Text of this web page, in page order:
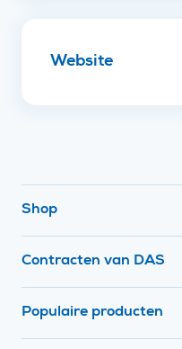
Website
Shop
Contracten van DAS
Populaire producten